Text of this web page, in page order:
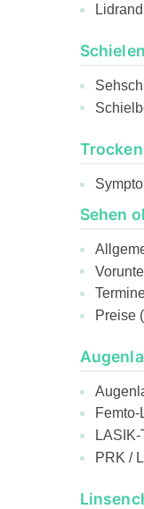
Schielen
Sehen
Preise
LASIK-
PRK /